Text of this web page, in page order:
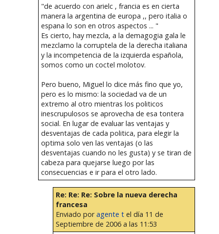
"de acuerdo con arielc , francia es en cierta
manera la argentina de europa ,, pero italia o
espana lo son en otros aspectos ... "
Es cierto, hay mezcla, a la demagogia gala le
mezclamo la corruptela de la derecha italiana
y la incompetencia de la izquierda española,
somos como un coctel molotov.
Pero bueno, Miguel lo dice más fino que yo,
pero es lo mismo: la sociedad va de un
extremo al otro mientras los politicos
inescrupulosos se aprovecha de esa tontera
social. En lugar de evaluar las ventajas y
desventajas de cada politica, para elegir la
optima solo ven las ventajas (o las
desventajas cuando no les gusta) y se tiran de
cabeza para quejarse luego por las
consecuencias e ir para el otro lado.
Re: Re: Re: Sobre la nueva derecha
francesa
Enviado poragente tel día 11 de
Septiembre de 2006 a las 11:53